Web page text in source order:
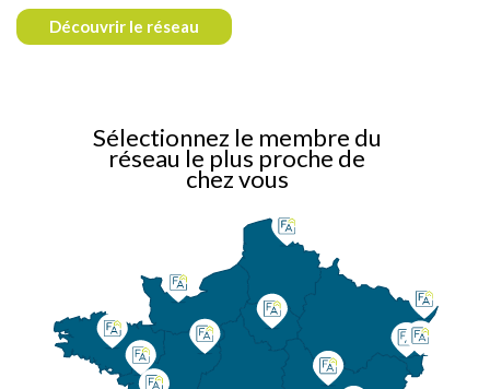
Découvrir le réseau
Sélectionnez le membre du
réseau le plus proche de
chez vous